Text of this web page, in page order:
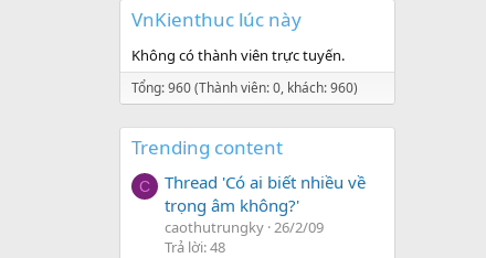
VnKienthuc lúc này
Không có thành viên trực tuyến.
Tổng: 960 (Thành viên: 0, khách: 960)
Trending content
C
Thread 'Có ai biết nhiều về
trọng âm không?'
caothutrungky 26/2/09
Trả lời: 48